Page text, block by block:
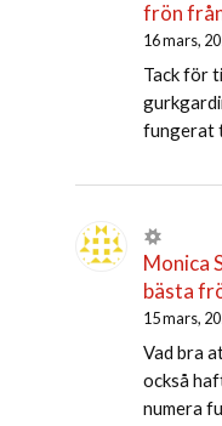
frön
16 mars,
Tack för
fungerat
Monica
bästa
15 mars,
Vad bra
också
numera